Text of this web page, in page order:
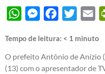
WhatsAppMessengerFacebook
Twitter
Tempo de leitura: < 1 minuto
O prefeito Antônio de Anízio
(13) com o apresentador de